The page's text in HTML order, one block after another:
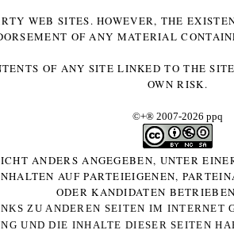
WEB SITES. HOWEVER, THE
OF ANY MATERIAL
OF ANY SITE LINKED TO THE
OWN RISK.
©+® 2007-2026 ppq
ANDERS ANGEGEBEN, UNTER
AUF PARTEIEIGENEN,
ODER KANDIDATEN
ZU ANDEREN SEITEN IM INTERNET
UND DIE INHALTE DIESER SEITEN